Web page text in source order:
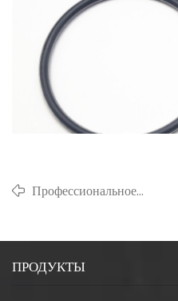
Профессиональное
ПРОДУКТЫ